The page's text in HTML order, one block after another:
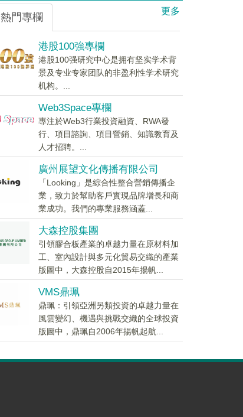
更多
熱門專欄
港股100強專欄
港股100强研究中心是拥有坚实学术背
景及专业专家团队的非盈利性学术研究
机构。...
Web3Space專欄
專注於Web3行業投資融資、RWA發
行、項目諮詢、項目營銷、知識教育及
人才招聘。...
廣州展望文化傳播有限公司
「Looking」是綜合性整合營銷傳播企
業，致力於幫助客戶實現品牌增長和商
業成功。我們的專業服務涵蓋...
大森控股集團
引領膠合板產業的卓越力量在原材料加
工、室內設計與多元化貿易交織的產業
版圖中，大森控股自2015年揚帆...
VMS鼎珮
鼎珮：引領亞洲另類投資的卓越力量在
風雲變幻、機遇與挑戰交織的全球投資
版圖中，鼎珮自2006年揚帆起航...